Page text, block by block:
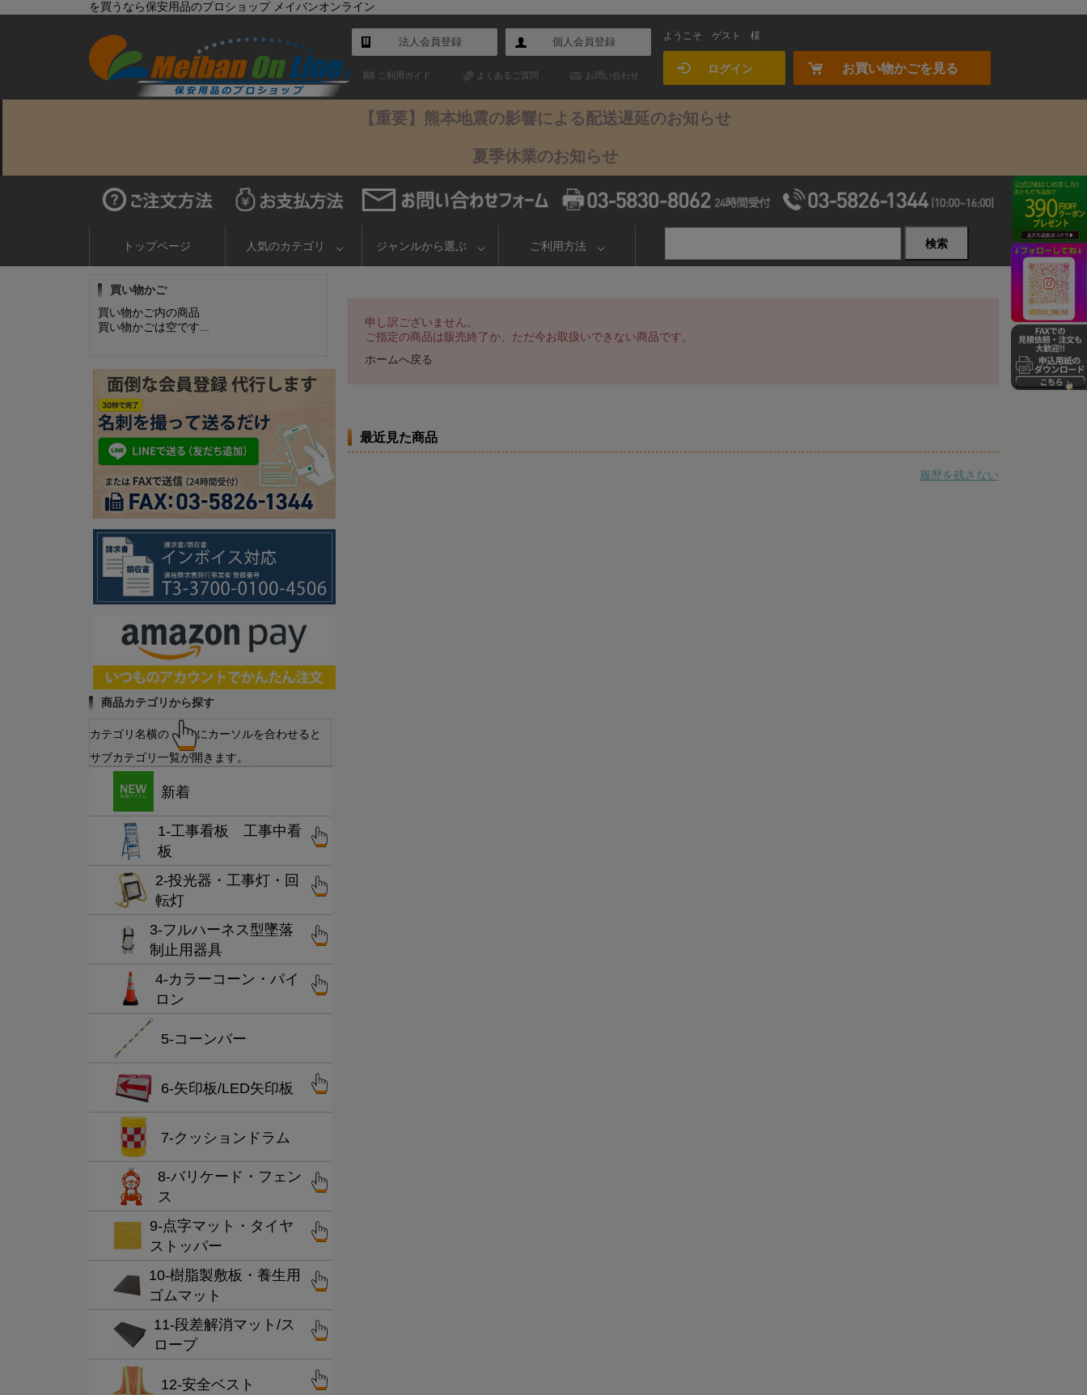
を買うなら保安用品のプロショップ メイバンオンライン
法人会員登録 個人会員登録
ご利用ガイド よくあるご質問 お問い合わせ
ようこそ ゲスト 様
ログイン お買い物かごを見る
【重要】熊本地震の影響による配送遅延のお知らせ
夏季休業のお知らせ
トップページ 人気のカテゴリ ジャンルから選ぶ ご利用方法 検索
買い物かご
買い物かご内の商品
買い物かごは空です...
商品カテゴリから探す
カテゴリ名横の
にカーソルを合わせると
サブカテゴリ一覧が開きます。
新着
1-工事看板 工事中看
板
2-投光器・工事灯・回
転灯
3-フルハーネス型墜落
制止用器具
4-カラーコーン・パイ
ロン
5-コーンバー
6-矢印板/LED矢印板
7-クッションドラム
8-バリケード・フェン
ス
9-点字マット・タイヤ
ストッパー
10-樹脂製敷板・養生用
ゴムマット
11-段差解消マット/ス
ロープ
12-安全ベスト
申し訳ございません。
ご指定の商品は販売終了か、ただ今お取扱いできない商品です。
ホームへ戻る
最近見た商品
履歴を残さない